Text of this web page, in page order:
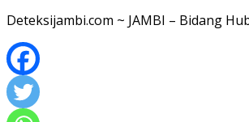
Deteksijambi.com ~ JAMBI – Bidang